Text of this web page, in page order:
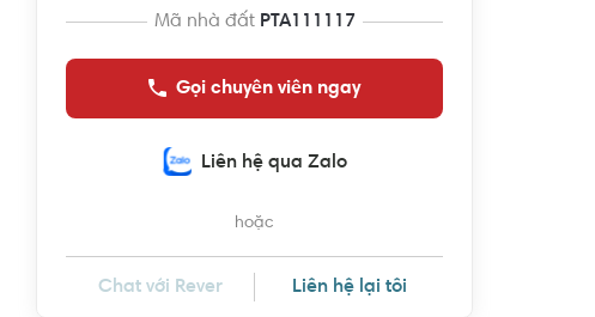
Mã nhà đất PTA111117
Gọi chuyên viên ngay
Liên hệ qua Zalo
hoặc
Chat với Rever Liên hệ lại tôi